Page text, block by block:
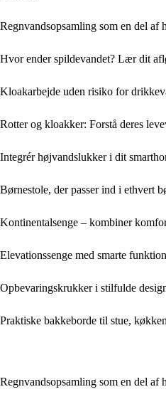
Regnvandsopsamling som en del af
Hvor ender spildevandet? Lær dit
Kloakarbejde uden risiko for
Rotter og kloakker: Forstå deres
Integrér højvandslukker i dit
Børnestole, der passer ind i ethvert
Kontinentalsenge – kombiner
Elevationssenge med smarte
Opbevaringskrukker i stilfulde
Praktiske bakkeborde til stue,
Regnvandsopsamling som en del af